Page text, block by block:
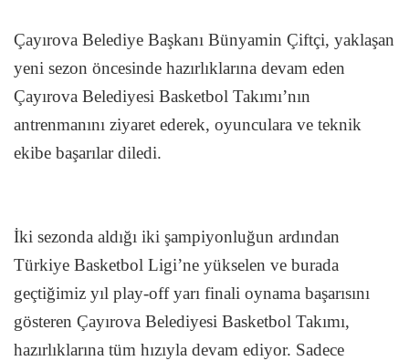
Çayırova Belediye Başkanı Bünyamin Çiftçi, yaklaşan
yeni sezon öncesinde hazırlıklarına devam eden
Çayırova Belediyesi Basketbol Takımı’nın
antrenmanını ziyaret ederek, oyunculara ve teknik
ekibe başarılar diledi.
İki sezonda aldığı iki şampiyonluğun ardından
Türkiye Basketbol Ligi’ne yükselen ve burada
geçtiğimiz yıl play-off yarı finali oynama başarısını
gösteren Çayırova Belediyesi Basketbol Takımı,
hazırlıklarına tüm hızıyla devam ediyor. Sadece